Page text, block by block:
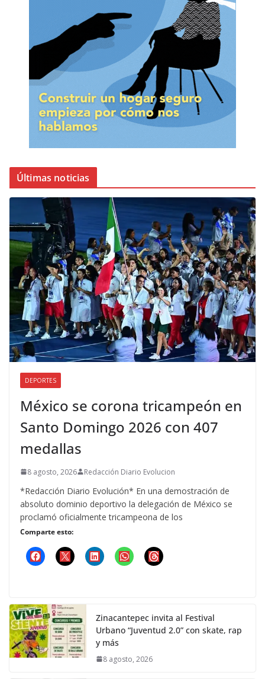
Últimas noticias
DEPORTES
México se corona tricampeón en
Santo Domingo 2026 con 407
medallas
8 agosto, 2026 Redacción Diario Evolucion
*Redacción Diario Evolución* En una demostración de
absoluto dominio deportivo la delegación de México se
proclamó oficialmente tricampeona de los
Comparte esto:
Zinacantepec invita al Festival
Urbano “Juventud 2.0” con skate, rap
y más
8 agosto, 2026